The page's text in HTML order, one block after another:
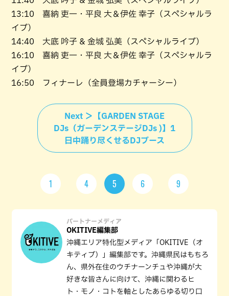
13:10 喜納 吏一・平良 大＆伊佐 幸子（スペシャルラ
イブ）
14:40 大底 吟子 & 金城 弘美（スペシャルライブ）
16:10 喜納 吏一・平良 大＆伊佐 幸子（スペシャルラ
イブ）
16:50 フィナーレ（全員登場カチャーシー）
Next ＞【GARDEN STAGE
DJs（ガーデンステージDJs )】1
日中踊り尽くせるDJブース
1 4 5 6 9
パートナーメディア
OKITIVE編集部
沖縄エリア特化型メディア「OKITIVE（オ
キティブ）」編集部です。沖縄県民はもちろ
ん、県外在住のウチナーンチュや沖縄が大
好きな皆さんに向けて、沖縄に関わるヒ
ト・モノ・コトを軸としたあらゆる切り口